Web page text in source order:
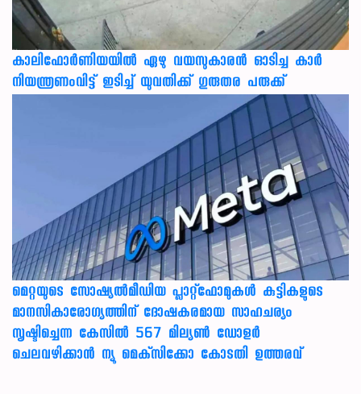
കാലിഫോര്‍ണിയയില്‍ ഏഴു വയസുകാരന്‍ ഓടിച്ച കാര്‍
നിയന്ത്രണംവിട്ട് ഇടിച്ച് യുവതിക്ക് ഗുരുതര പരുക്ക്
മെറ്റയുടെ സോഷ്യല്‍മീഡിയ പ്ലാറ്റ്‌ഫോമുകള്‍ കുട്ടികളുടെ
മാനസികാരോഗ്യത്തിന് ദോഷകരമായ സാഹചര്യം
സൃഷ്ടിച്ചെന്ന കേസില്‍ 567 മില്യണ്‍ ഡോളര്‍
ചെലവഴിക്കാന്‍ ന്യൂ മെക്‌സിക്കോ കോടതി ഉത്തരവ്